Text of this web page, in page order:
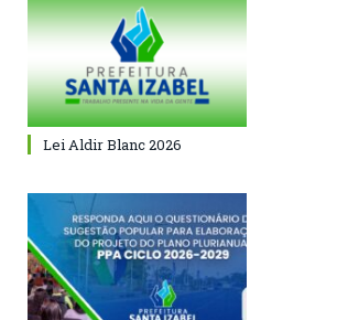
Lei Aldir Blanc 2026